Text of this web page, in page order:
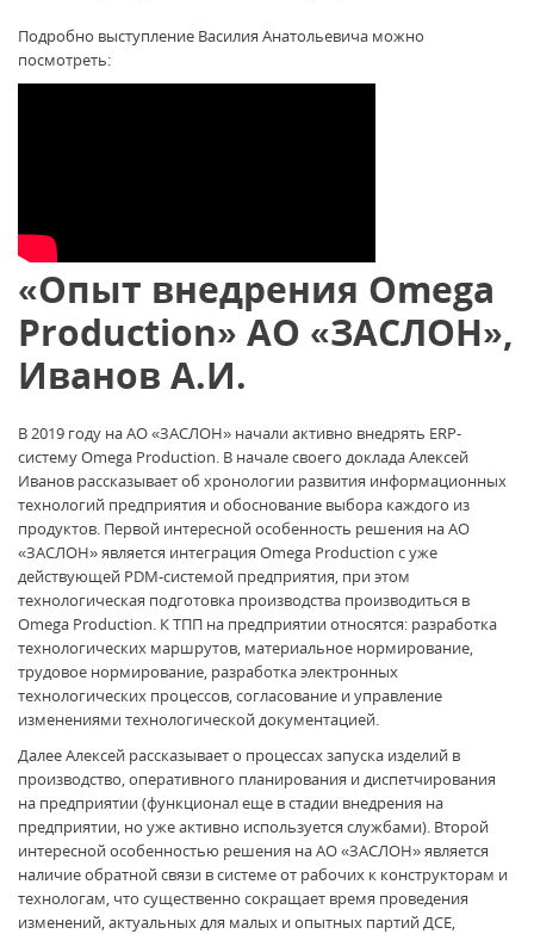
Подробно выступление Василия Анатольевича можно
посмотреть:
«Опыт внедрения Omega
Production» АО «ЗАСЛОН»,
Иванов А.И.
В 2019 году на АО «ЗАСЛОН» начали активно внедрять ERP-
систему Omega Production. В начале своего доклада Алексей
Иванов рассказывает об хронологии развития информационных
технологий предприятия и обоснование выбора каждого из
продуктов. Первой интересной особенность решения на АО
«ЗАСЛОН» является интеграция Omega Production с уже
действующей PDM-системой предприятия, при этом
технологическая подготовка производства производиться в
Omega Production. К ТПП на предприятии относятся: разработка
технологических маршрутов, материальное нормирование,
трудовое нормирование, разработка электронных
технологических процессов, согласование и управление
изменениями технологической документацией.
Далее Алексей рассказывает о процессах запуска изделий в
производство, оперативного планирования и диспетчирования
на предприятии (функционал еще в стадии внедрения на
предприятии, но уже активно используется службами). Второй
интересной особенностью решения на АО «ЗАСЛОН» является
наличие обратной связи в системе от рабочих к конструкторам и
технологам, что существенно сокращает время проведения
изменений, актуальных для малых и опытных партий ДСЕ,